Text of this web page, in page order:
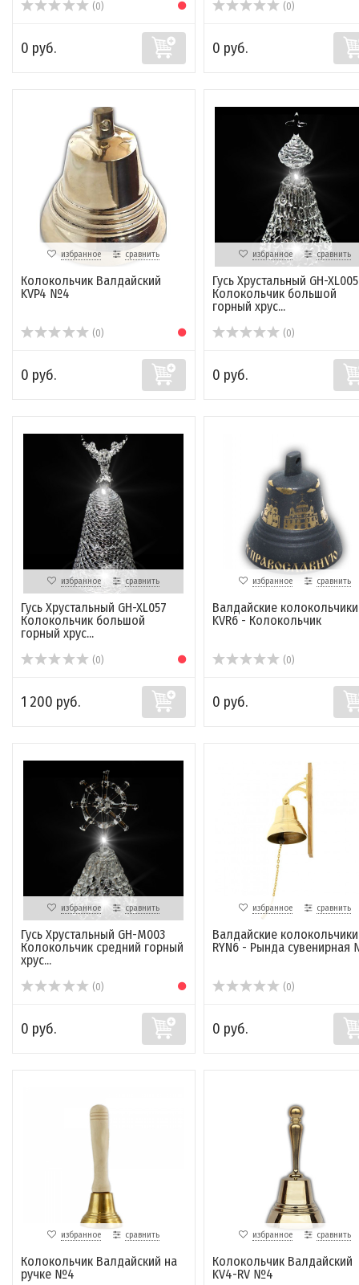
(0)
0 руб.
(0)
0 руб.
избранное сравнить
Колокольчик Валдайский
KVP4 №4
(0)
0 руб.
избранное сравнить
Гусь Хрустальный GH-XL005
Колокольчик большой
горный хрус...
(0)
0 руб.
избранное сравнить
Гусь Хрустальный GH-XL057
Колокольчик большой
горный хрус...
(0)
1 200 руб.
избранное сравнить
Валдайские колокольчики
KVR6 - Колокольчик
(0)
0 руб.
избранное сравнить
Гусь Хрустальный GH-M003
Колокольчик средний горный
хрус...
(0)
0 руб.
избранное сравнить
Валдайские колокольчики
RYN6 - Рында сувенирная
(0)
0 руб.
избранное сравнить
Колокольчик Валдайский на
ручке №4
избранное сравнить
Колокольчик Валдайский
KV4-RV №4